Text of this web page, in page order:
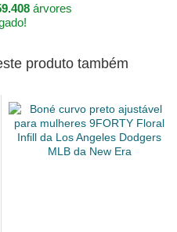
árvores
produto também